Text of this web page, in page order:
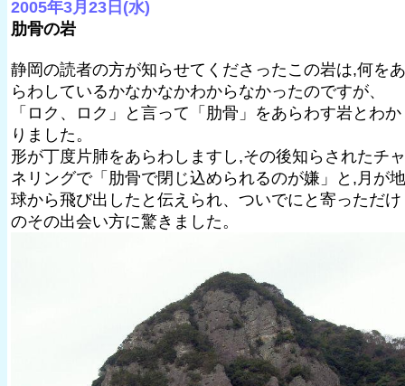
2005年3月23日(水)
肋骨の岩
静岡の読者の方が知らせてくださったこの岩は,何をあ
らわしているかなかなかわからなかったのですが、
「ロク、ロク」と言って「肋骨」をあらわす岩とわか
りました。
形が丁度片肺をあらわしますし,その後知らされたチャ
ネリングで「肋骨で閉じ込められるのが嫌」と,月が地
球から飛び出したと伝えられ、ついでにと寄っただけ
のその出会い方に驚きました。